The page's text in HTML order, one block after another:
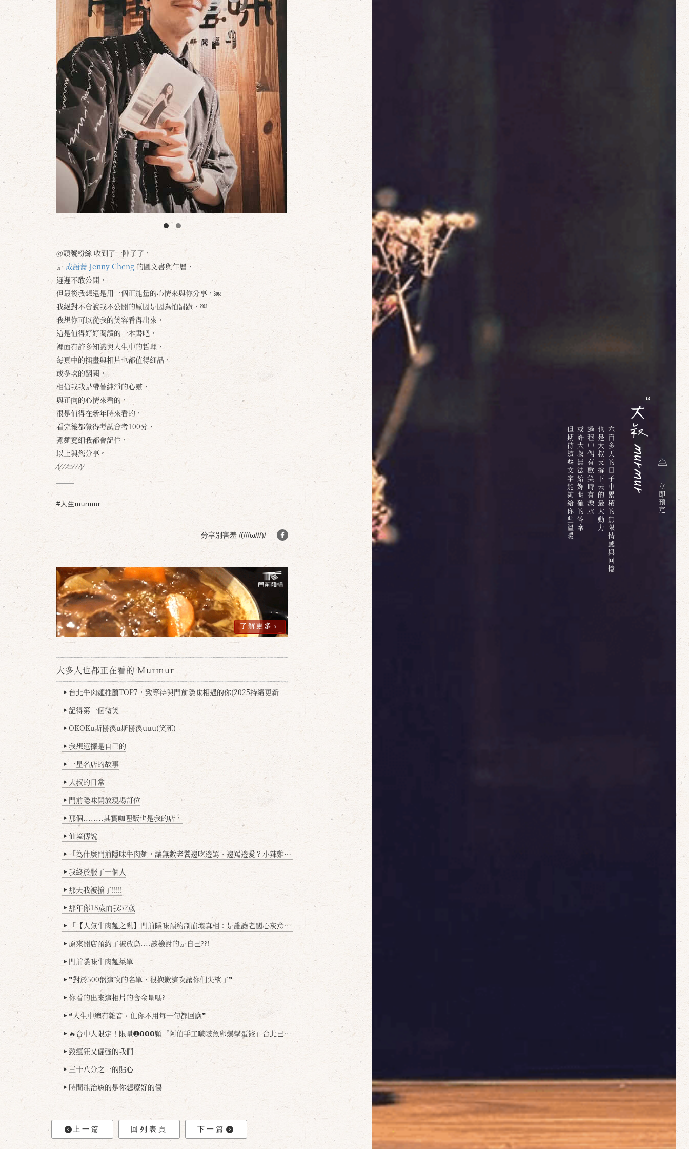
六百多天的日子中累積的無限情感與回憶
也是大叔支撐下去的最大動力
過程中偶有歡笑時有淚水
或許大叔無法給妳明確的答案
但期待這些文字能夠給你些溫暖
@頭號粉絲 收到了一陣子了，
是 成語蕎 Jenny Cheng 的圖文書與年曆，
遲遲不敢公開，
但最後我想還是用一個正能量的心情來與你分享，￼
我絕對不會說我不公開的原因是因為怕罰跪，￼
我想你可以從我的笑容看得出來，
這是值得好好閱讀的一本書吧，
裡面有許多知識與人生中的哲理，
每頁中的插畫與相片也都值得細品，
或多次的翻閱，
相信我我是帶著純淨的心靈，
與正向的心情來看的，
很是值得在新年時來看的，
看完後都覺得考試會考100分，
煮麵寬細我都會記住，
以上與您分享。
⁄(⁄ ⁄ ⁄ω⁄ ⁄ ⁄)⁄
#人生murmur
分享別害羞 /(///ω///)/
了解更多
大多人也都正在看的 Murmur
▶ 台北牛肉麵推薦TOP7，致等待與門前隱味相遇的你(2025持續更新
▶ 記得第一個微笑
▶ OKOKu斯掰溪u斯掰溪uuu(笑死)
▶ 我想選擇是自己的
▶ 一星名店的故事
▶ 大叔的日常
▶ 門前隱味開放現場訂位
▶ 那個........其實咖哩飯也是我的店，
▶ 仙境傳說
▶ 「為什麼門前隱味牛肉麵，讓無數老饕邊吃邊罵、邊罵邊愛？小辣雞揭密！」
▶ 我終於服了一個人
▶ 那天我被搶了!!!!!
▶ 那年你18歲而我52歲
▶ 「【人氣牛肉麵之亂】門前隱味預約制崩壞真相：是誰讓老闆心灰意冷？」
▶ 原來開店預約了被放鳥....該檢討的是自己??!
▶ 門前隱味牛肉麵菜單
▶ ❞對於500盤這次的名單，很抱歉這次讓你們失望了❞
▶ 你看的出來這相片的含金量嗎?
▶ ❝人生中總有雜音，但你不用每一句都回應❞
▶ 🔥台中人限定！限量➊𝟬𝟬𝟬顆「阿伯手工啵啵魚卵爆擊蛋餃」台北已被搶爆2萬顆，最後名額門前隱味只留給你！🥟💥
▶ 致瘋狂又倔強的我們
▶ 三十八分之一的貼心
▶ 時間能治癒的是你想療好的傷
回列表頁
上一篇 下一篇
立
即
預
定
取消